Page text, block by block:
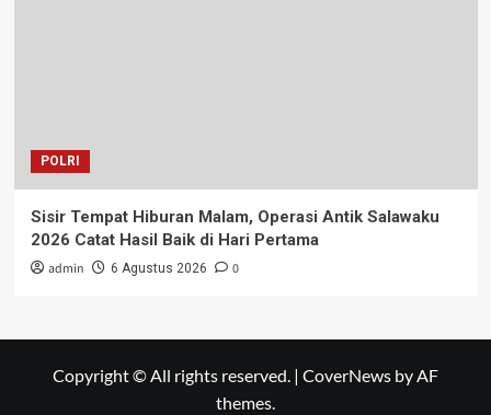
POLRI
Sisir Tempat Hiburan Malam, Operasi Antik Salawaku
2026 Catat Hasil Baik di Hari Pertama
admin 6 Agustus 2026 0
Copyright © All rights reserved. | CoverNews by AF
themes.